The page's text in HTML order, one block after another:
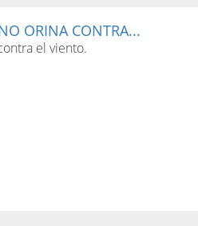
ORINA CONTRA...
el viento.